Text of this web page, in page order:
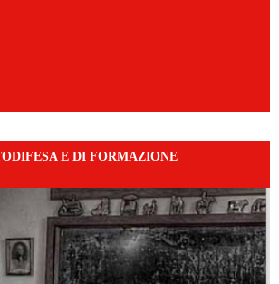
E DI FORMAZIONE